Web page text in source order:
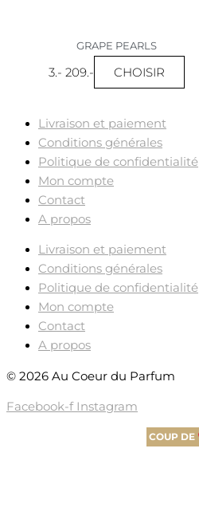
COUP DE
COUP DE
COUP DE
GRAPE PEARLS
3.- 209.- CHOISIR
Livraison et paiement
Conditions générales
Politique de confidentialité
Mon compte
Contact
A propos
Livraison et paiement
Conditions générales
Politique de confidentialité
Mon compte
Contact
A propos
© 2026 Au Coeur du Parfum
Facebook-f Instagram